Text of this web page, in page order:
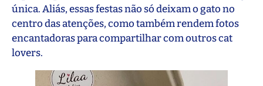
única. Aliás, essas festas não só deixam o gato no
centro das atenções, como também rendem fotos
encantadoras para compartilhar com outros cat
lovers.